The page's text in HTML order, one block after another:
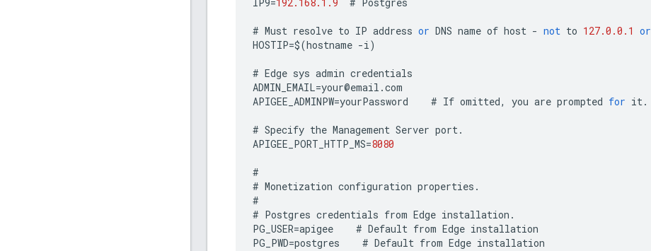
# Must resolve to IP address or DNS name of host - not to 127.0.0.1 or
HOSTIP=$(hostname -i)
# Edge sys admin credentials
ADMIN_EMAIL=your@email .com
APIGEE_ADMINPW=yourPassword # If omitted, you are prompted for it.
# Specify the Management Server port.
APIGEE_PORT_HTTP_MS=8080
#
# Monetization configuration properties .
#
# Postgres credentials from Edge installation .
PG_USER=apigee # Default from Edge installation
PG_PWD=postgres # Default from Edge installation